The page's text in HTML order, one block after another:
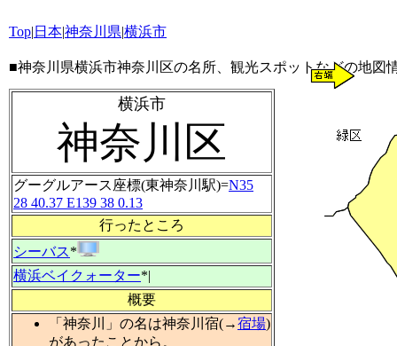
Top| 日本|神奈川県|横浜市
■神奈川県横浜市神奈川区の名所、観光スポットなどの地図
横浜市
神奈川区
グーグルアース座標(東神奈川駅)=N35
28 40.37 E139 38 0.13
行ったところ
シーバス*
横浜ベイクォーター*|
概要
「神奈川」の名は神奈川宿(→宿場)
があったことから。